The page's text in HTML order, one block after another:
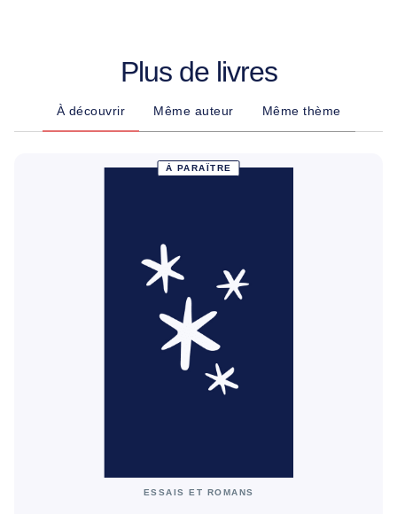
Plus de livres
À découvrir Même auteur Même thème
À PARAÎTRE
ESSAIS ET ROMANS